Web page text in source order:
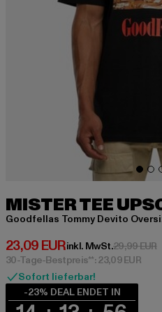
MISTER TEE
Goodfellas Tommy Devito
23,09 EUR
Derzeitiger Preis: 23,09
inkl. MwSt.29,99 EUR
30-Tage-Bestpreis**: 23,09 EUR
Sofort lieferbar!
-23% DEAL ENDET IN